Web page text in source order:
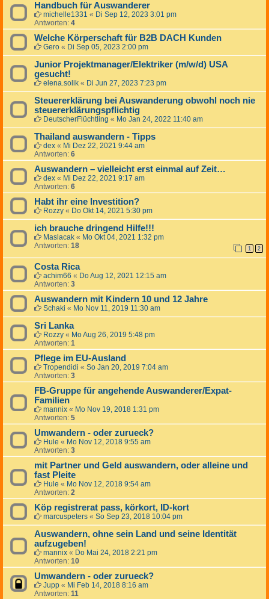
Handbuch für Auswanderer
michelle1331 « Di Sep 12, 2023 3:01 pm
Antworten: 4
Welche Körperschaft für B2B DACH Kunden
Gero « Di Sep 05, 2023 2:00 pm
Junior Projektmanager/Elektriker (m/w/d) USA
gesucht!
elena.solik « Di Jun 27, 2023 7:23 pm
Steuererklärung bei Auswanderung obwohl noch nie
steuererklärungspflichtig
DeutscherFlüchtling « Mo Jan 24, 2022 11:40 am
Thailand auswandern - Tipps
dex « Mi Dez 22, 2021 9:44 am
Antworten: 6
Auswandern – vielleicht erst einmal auf Zeit…
dex « Mi Dez 22, 2021 9:17 am
Antworten: 6
Habt ihr eine Investition?
Rozzy « Do Okt 14, 2021 5:30 pm
ich brauche dringend Hilfe!!!
Maslacak « Mo Okt 04, 2021 1:32 pm
Antworten: 18 1 2
Costa Rica
achim66 « Do Aug 12, 2021 12:15 am
Antworten: 3
Auswandern mit Kindern 10 und 12 Jahre
Schaki « Mo Nov 11, 2019 11:30 am
Sri Lanka
Rozzy « Mo Aug 26, 2019 5:48 pm
Antworten: 1
Pflege im EU-Ausland
Tropendidi « So Jan 20, 2019 7:04 am
Antworten: 3
FB-Gruppe für angehende Auswanderer/Expat-
Familien
mannix « Mo Nov 19, 2018 1:31 pm
Antworten: 5
Umwandern - oder zurueck?
Hule « Mo Nov 12, 2018 9:55 am
Antworten: 3
mit Partner und Geld auswandern, oder alleine und
fast Pleite
Hule « Mo Nov 12, 2018 9:54 am
Antworten: 2
Köp registrerat pass, körkort, ID-kort
marcuspeters « So Sep 23, 2018 10:04 pm
Auswandern, ohne sein Land und seine Identität
aufzugeben!
mannix « Do Mai 24, 2018 2:21 pm
Antworten: 10
Umwandern - oder zurueck?
Jupp « Mi Feb 14, 2018 8:16 am
Antworten: 11